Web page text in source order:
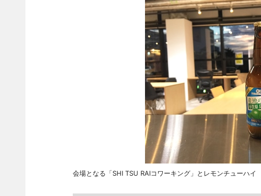
会場となる「SHI TSU RAIコワーキング」とレモンチューハイ